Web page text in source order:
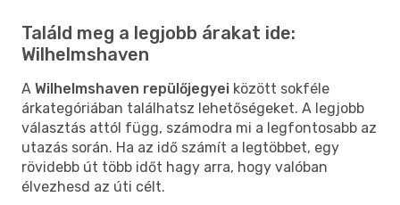
Találd meg a legjobb árakat ide:
Wilhelmshaven
A Wilhelmshaven repülőjegyei között sokféle
árkategóriában találhatsz lehetőségeket. A legjobb
választás attól függ, számodra mi a legfontosabb az
utazás során. Ha az idő számít a legtöbbet, egy
rövidebb út több időt hagy arra, hogy valóban
élvezhesd az úti célt.